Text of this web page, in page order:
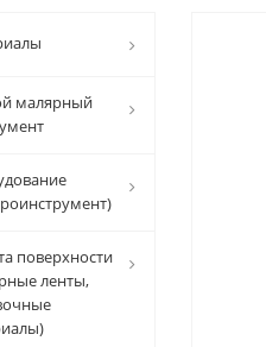
малярный
поверхности
ленты,